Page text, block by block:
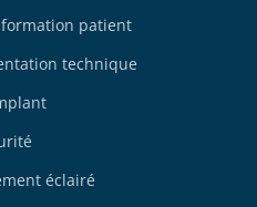
patient
technique
éclairé